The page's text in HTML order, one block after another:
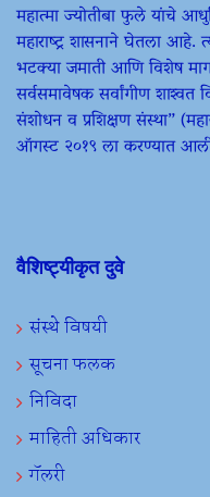
महात्मा ज्योतीबा फुले यांचे
महाराष्ट्र शासनाने घेतला आहे.
भटक्या जमाती आणि विशेष
सर्वसमावेषक सर्वांगीण शाश्वत
संशोधन व प्रशिक्षण संस्था”
ऑगस्ट २०१९ ला करण्यात
वैशिष्ट्यीकृत दुवे
संस्थे विषयी
सूचना फलक
निविदा
माहिती अधिकार
गॅलरी